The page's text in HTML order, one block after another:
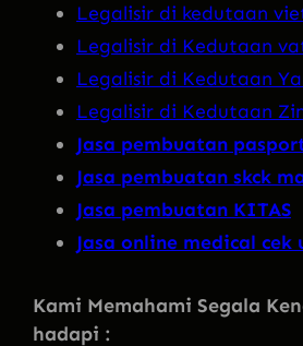
Legalisir di kedutaan
Legalisir di Kedutaan
Legalisir di Kedutaan
Legalisir di Kedutaan
Jasa pembuatan
Jasa pembuatan skck
Jasa pembuatan KITAS
Jasa online medical cek
Kami Memahami Segala
hadapi :